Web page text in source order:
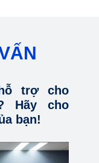
hỗ trợ cho
Hãy cho
bạn!